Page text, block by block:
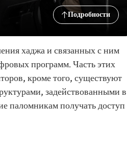
Подробности
хаджа и связанных с ним
программ. Часть этих
кроме того, существуют
задействованными в
паломникам получать доступ